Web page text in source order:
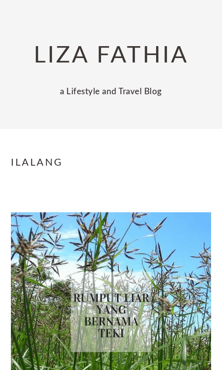
navigationLIZA FATHIA
a Lifestyle and Travel Blog
ILALANG